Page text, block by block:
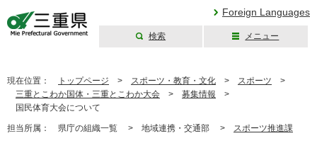
Foreign Languages
検索 メニュー
現在位置： トップページ > スポーツ・教育・文化 > スポーツ >
三重とこわか国体・三重とこわか大会 > 募集情報 >
国民体育大会について
担当所属： 県庁の組織一覧 > 地域連携・交通部 > スポーツ推進課